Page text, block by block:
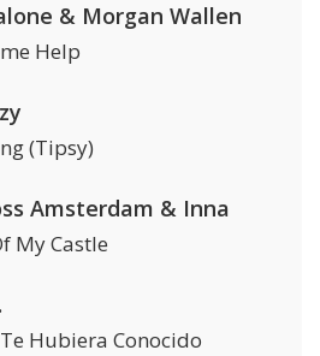
& Morgan Wallen
Help
(Tipsy)
Amsterdam & Inna
My Castle
Hubiera Conocido